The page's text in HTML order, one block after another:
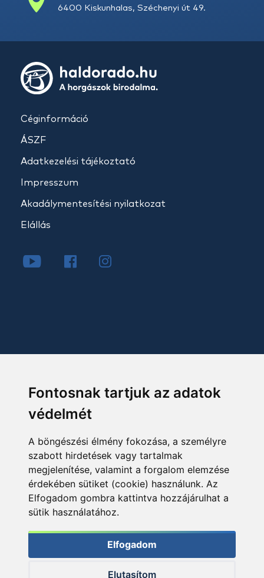
Fontosnak tartjuk az adatok
védelmét
A böngészési élmény fokozása, a személyre
szabott hirdetések vagy tartalmak
megjelenítése, valamint a forgalom elemzése
érdekében sütiket (cookie) használunk. Az
Elfogadom gombra kattintva hozzájárulhat a
sütik használatához.
Elfogadom
Elutasítom
6400 Kiskunhalas, Széchenyi út 49.
Céginformáció
ÁSZF
Adatkezelési tájékoztató
Impresszum
Akadálymentesítési nyilatkozat
Elállás